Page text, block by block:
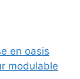
en oasis
modulable